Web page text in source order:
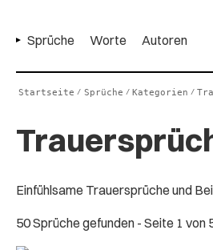
Sprüche Worte Autoren
Startseite / Sprüche / Kategorien /
Einfühlsame Trauersprüche und
50 Sprüche gefunden - Seite 1 von